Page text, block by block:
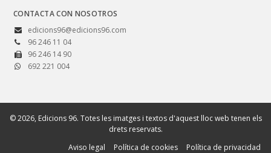
CONTACTA CON NOSOTROS
edicions96@edicions96.com
96 246 11 04
96 246 14 90
692 221 004
© 2026, Edicions 96. Totes les imatges i textos d'aquest lloc web tenen els
drets reservats.
Aviso legal
Política de cookies Política de privacidad